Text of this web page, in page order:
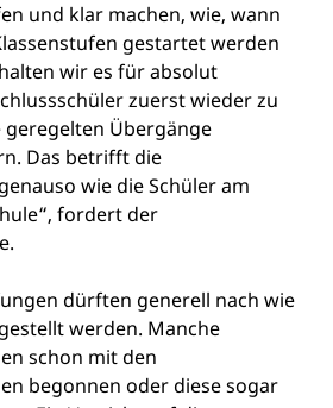
und klar machen, wie, wann
gestartet werden
wir es für absolut
zuerst wieder zu
geregelten Übergänge
Das betrifft die
wie die Schüler am
fordert der
dürften generell nach wie
werden. Manche
schon mit den
begonnen oder diese sogar